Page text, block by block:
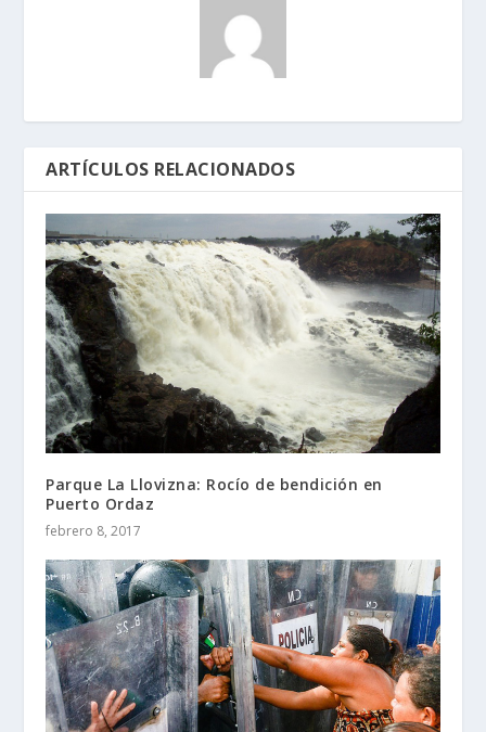
ARTÍCULOS RELACIONADOS
Parque La Llovizna: Rocío de bendición en
Puerto Ordaz
febrero 8, 2017